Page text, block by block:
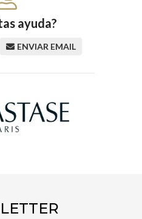
ayuda?
ENVIAR EMAIL